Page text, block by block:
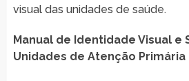
visual das unidades de saúde.
Manual de Identidade Visual e
Unidades de Atenção Primária